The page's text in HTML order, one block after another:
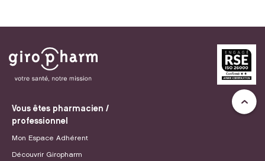
Vous êtes pharmacien /
professionnel
Mon Espace Adhérent
Découvrir Giropharm